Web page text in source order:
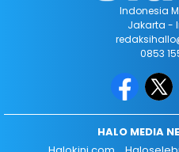
Indonesia
Jakarta -
0853
HALO MEDIA